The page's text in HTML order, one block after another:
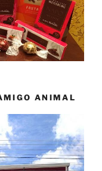
ANIMAL